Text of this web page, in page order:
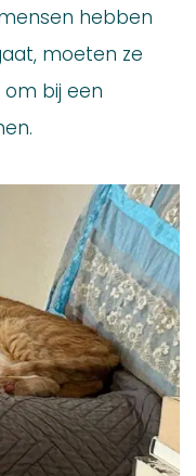
hebben
moeten ze
bij een